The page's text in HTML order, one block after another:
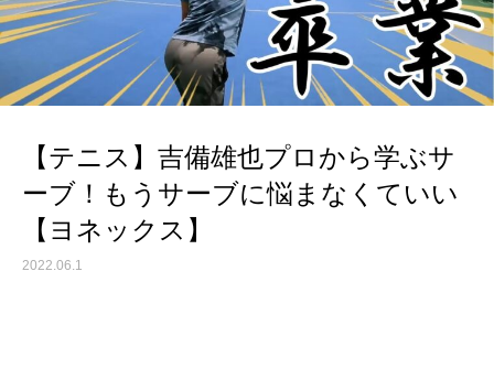
【テニス】吉備雄也プロから学ぶサ
ーブ！もうサーブに悩まなくていい
【ヨネックス】
2022.06.1